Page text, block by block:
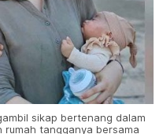
sikap bertenang dalam
tangganya bersama